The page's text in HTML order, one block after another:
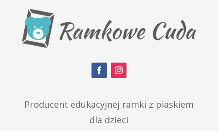
Producent edukacyjnej ramki z piaskiem
dla dzieci